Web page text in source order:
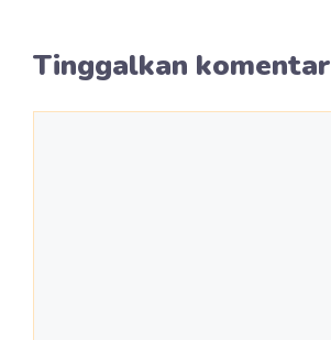
Tinggalkan komentar